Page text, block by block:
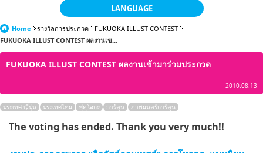
LANGUAGE
日本語
한국어
繁體中文
English
ภาษาไทย
Home รางวัลการประกวด
FUKUOKA ILLUST CONTEST
FUKUOKA ILLUST CONTEST ผลงานเข...
FUKUOKA ILLUST CONTEST ผลงานเข้ามาร่วมประกวด
2010.08.13
ประเทศ ญี่ปุ่น ประเทศไทย ฟุคุโอกะ การ์ตูน ภาพยนตร์การ์ตูน
The voting has ended. Thank you very much!!